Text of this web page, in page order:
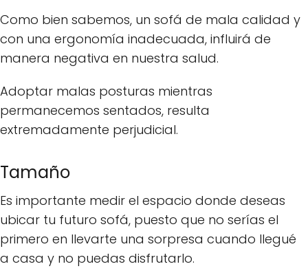
Como bien sabemos, un sofá de mala calidad y
con una ergonomía inadecuada, influirá de
manera negativa en nuestra salud.
Adoptar malas posturas mientras
permanecemos sentados, resulta
extremadamente perjudicial.
Tamaño
Es importante medir el espacio donde deseas
ubicar tu futuro sofá, puesto que no serías el
primero en llevarte una sorpresa cuando llegué
a casa y no puedas disfrutarlo.